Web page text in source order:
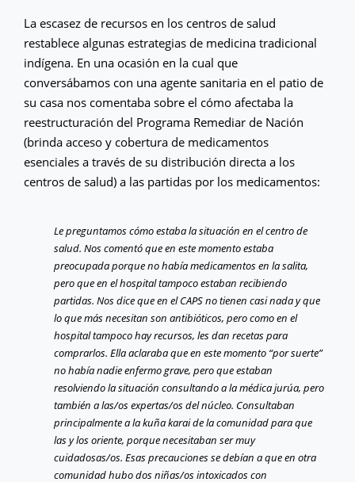
La escasez de recursos en los centros de salud
restablece algunas estrategias de medicina tradicional
indígena. En una ocasión en la cual que
conversábamos con una agente sanitaria en el patio de
su casa nos comentaba sobre el cómo afectaba la
reestructuración del Programa Remediar de Nación
(brinda acceso y cobertura de medicamentos
esenciales a través de su distribución directa a los
centros de salud) a las partidas por los medicamentos:
Le preguntamos cómo estaba la situación en el centro de
salud. Nos comentó que en este momento estaba
preocupada porque no había medicamentos en la salita,
pero que en el hospital tampoco estaban recibiendo
partidas. Nos dice que en el CAPS no tienen casi nada y que
lo que más necesitan son antibióticos, pero como en el
hospital tampoco hay recursos, les dan recetas para
comprarlos. Ella aclaraba que en este momento “por suerte”
no había nadie enfermo grave, pero que estaban
resolviendo la situación consultando a la médica jurúa, pero
también a las/os expertas/os del núcleo. Consultaban
principalmente a la kuña karai de la comunidad para que
las y los oriente, porque necesitaban ser muy
cuidadosas/os. Esas precauciones se debían a que en otra
comunidad hubo dos niñas/os intoxicados con